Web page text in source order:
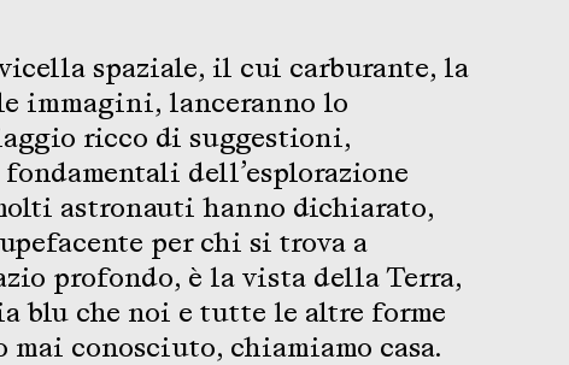
spaziale, il cui carburante, la
immagini, lanceranno lo
ricco di suggestioni,
dell’esplorazione
astronauti hanno dichiarato,
per chi si trova a
profondo, è la vista della Terra,
blu che noi e tutte le altre forme
mai conosciuto, chiamiamo casa.